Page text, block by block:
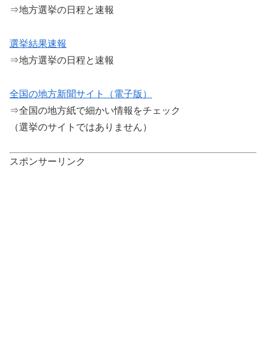
⇒地方選挙の日程と速報
選挙結果速報
⇒地方選挙の日程と速報
全国の地方新聞サイト（電子版）
⇒全国の地方紙で細かい情報をチェック
（選挙のサイトではありません）
スポンサーリンク